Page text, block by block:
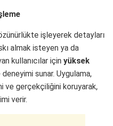
işleyerek detayları
almak isteyen ya da
kullanıcılar için yüksek
deneyimi sunar. Uygulama,
ve gerçekçiliğini koruyarak,
verir.